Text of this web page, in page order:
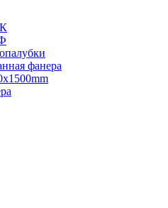
фанера